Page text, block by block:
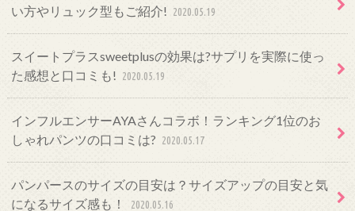
い方やリュック型もご紹介! 2020.05.19
スイートプラスsweetplusの効果は?サプリを実際に使っ
た感想と口コミも! 2020.05.19
インフルエンサーAYAさんコラボ！ランキング1位のお
しゃれパンツの口コミは? 2020.05.17
パンパースのサイズの目安は？サイズアップの目安と気
になるサイズ感も！
2020.05.16